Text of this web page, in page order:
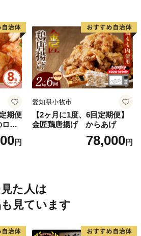
期便
ー
円
愛知県小牧市
【2ヶ月に1度、6回定期便】
金匠鶏唐揚げ からあげ
78,000円
た人は
見ています